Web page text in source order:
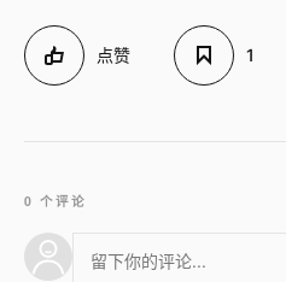
点赞 1
0 个评论